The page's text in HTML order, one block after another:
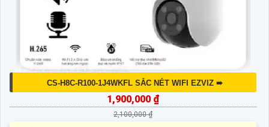
CS-H8C-R100-1J4WKFL SẮC NÉT WIFI EZVIZ ➠
1,900,000 ₫
2,100,000 ₫